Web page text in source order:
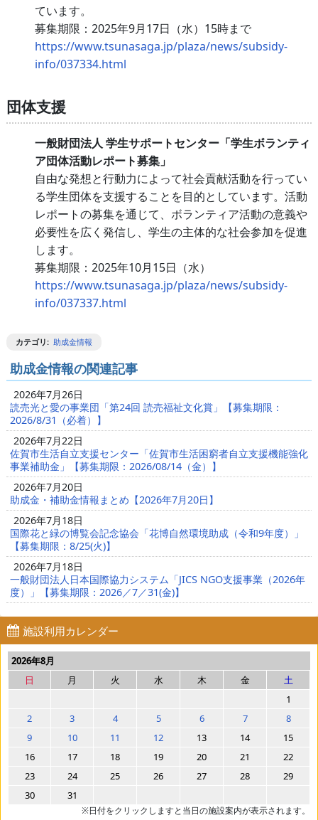
ています。
募集期限：2025年9月17日（水）15時まで
https://www.tsunasaga.jp/plaza/news/subsidy-
info/037334.html
団体支援
一般財団法人 学生サポートセンター「学生ボランティ
ア団体活動レポート募集」
自由な発想と行動力によって社会貢献活動を行ってい
る学生団体を支援することを目的としています。活動
レポートの募集を通じて、ボランティア活動の意義や
必要性を広く発信し、学生の主体的な社会参加を促進
します。
募集期限：2025年10月15日（水）
https://www.tsunasaga.jp/plaza/news/subsidy-
info/037337.html
カテゴリ: 助成金情報
助成金情報の関連記事
2026年7月26日
読売光と愛の事業団「第24回 読売福祉文化賞」【募集期限：
2026/8/31（必着）】
2026年7月22日
佐賀市生活自立支援センター「佐賀市生活困窮者自立支援機能強化
事業補助金」【募集期限：2026/08/14（金）】
2026年7月20日
助成金・補助金情報まとめ【2026年7月20日】
2026年7月18日
国際花と緑の博覧会記念協会「花博自然環境助成（令和9年度）」
【募集期限：8/25(火)】
2026年7月18日
一般財団法人日本国際協力システム「JICS NGO支援事業（2026年
度）」【募集期限：2026／7／31(金)】
施設利用カレンダー
2026年8月
日
月 火 水 木 金
土
1
2
3 4 5 6 7
8
9
10 11 12 13 14
15
16
17 18 19 20 21
22
23
24 25 26 27 28
29
30
31
※日付をクリックしますと当日の施設案内が表示されます。